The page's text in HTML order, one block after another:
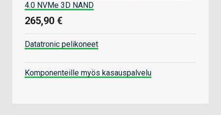
4.0 NVMe 3D NAND
265,90 €
Datatronic pelikoneet
Komponenteille myös kasauspalvelu